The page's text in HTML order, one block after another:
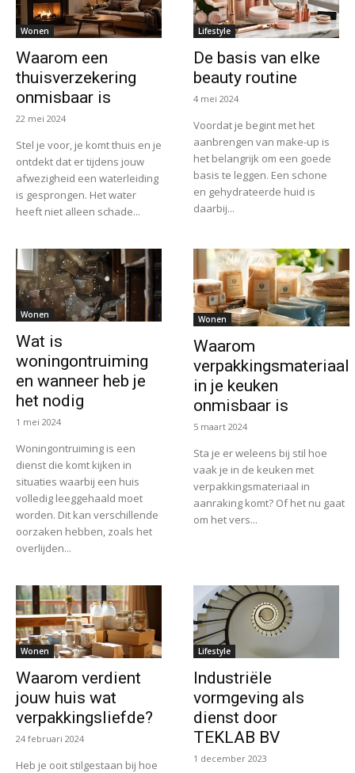
Wonen
Waarom een
thuisverzekering
onmisbaar is
22 mei 2024
Stel je voor, je komt thuis en je
ontdekt dat er tijdens jouw
afwezigheid een waterleiding
is gesprongen. Het water
heeft niet alleen schade...
Lifestyle
De basis van elke
beauty routine
4 mei 2024
Voordat je begint met het
aanbrengen van make-up is
het belangrijk om een goede
basis te leggen. Een schone
en gehydrateerde huid is
daarbij...
Wonen
Wat is
woningontruiming
en wanneer heb je
het nodig
1 mei 2024
Woningontruiming is een
dienst die komt kijken in
situaties waarbij een huis
volledig leeggehaald moet
worden. Dit kan verschillende
oorzaken hebben, zoals het
overlijden...
Wonen
Waarom
verpakkingsmateriaal
in je keuken
onmisbaar is
5 maart 2024
Sta je er weleens bij stil hoe
vaak je in de keuken met
verpakkingsmateriaal in
aanraking komt? Of het nu gaat
om het vers...
Wonen
Waarom verdient
jouw huis wat
verpakkingsliefde?
24 februari 2024
Heb je ooit stilgestaan bij hoe
Lifestyle
Industriële
vormgeving als
dienst door
TEKLAB BV
1 december 2023